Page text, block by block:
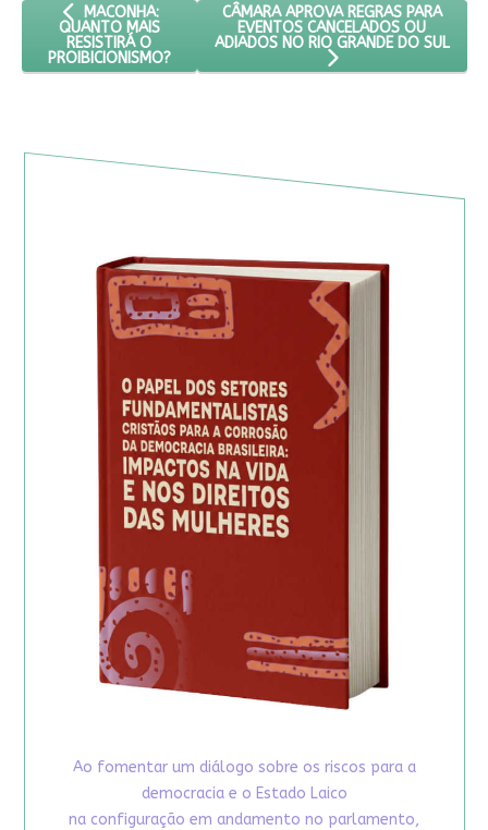
ARTIGO ANTERIOR: MACONHA: QUANTO MAIS RESISTIRÁ O
MACONHA:
QUANTO MAIS
RESISTIRÁ O
PROIBICIONISMO?
PRÓXIMO ARTIGO: CÂMARA APROVA
CÂMARA APROVA REGRAS PARA
EVENTOS CANCELADOS OU
ADIADOS NO RIO GRANDE DO SUL
Ao fomentar um diálogo sobre os riscos para a
democracia e o Estado Laico
na configuração em andamento no parlamento,